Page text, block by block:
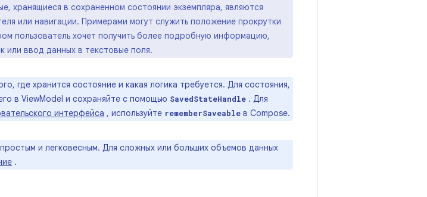
хранящиеся в сохраненном состоянии экземпляра, являются
или навигации. Примерами могут служить положение прокрутки
пользователь хочет получить более подробную информацию,
или ввод данных в текстовые поля.
где хранится состояние и какая логика требуется. Для состояния,
в ViewModel и сохраняйте с помощью SavedStateHandle . Для
интерфейса , используйте rememberSaveable в Compose.
и легковесным. Для сложных или больших объемов данных
.